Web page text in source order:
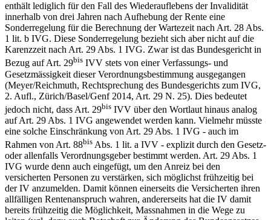
enthält lediglich für den Fall des Wiederauflebens der Invalidität
innerhalb von drei Jahren nach Aufhebung der Rente eine
Sonderregelung für die Berechnung der Wartezeit nach Art. 28 Abs.
1 lit. b IVG. Diese Sonderregelung bezieht sich aber nicht auf die
Karenzzeit nach Art. 29 Abs. 1 IVG. Zwar ist das Bundesgericht in
Bezug auf Art. 29bis IVV stets von einer Verfassungs- und
Gesetzmässigkeit dieser Verordnungsbestimmung ausgegangen
(Meyer/Reichmuth, Rechtsprechung des Bundesgerichts zum IVG,
2. Aufl., Zürich/Basel/Genf 2014, Art. 29 N. 25). Dies bedeutet
jedoch nicht, dass Art. 29bis IVV über den Wortlaut hinaus analog
auf Art. 29 Abs. 1 IVG angewendet werden kann. Vielmehr müsste
eine solche Einschränkung von Art. 29 Abs. 1 IVG - auch im
Rahmen von Art. 88bis Abs. 1 lit. a IVV - explizit durch den Gesetz-
oder allenfalls Verordnungsgeber bestimmt werden. Art. 29 Abs. 1
IVG wurde denn auch eingefügt, um den Anreiz bei den
versicherten Personen zu verstärken, sich möglichst frühzeitig bei
der IV anzumelden. Damit können einerseits die Versicherten ihren
allfälligen Rentenanspruch wahren, andererseits hat die IV damit
bereits frühzeitig die Möglichkeit, Massnahmen in die Wege zu